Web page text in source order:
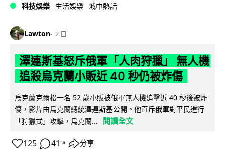
科技娛樂 生活娛樂 城中熱話
Lawton 2 日
澤連斯基怒斥俄軍「人肉狩獵」 無人機
追殺烏克蘭小販近 40 秒仍被炸傷
烏克蘭克爾松一名 52 歲小販被俄軍無人機追擊近 40 秒後被炸
傷，影片由烏克蘭總統澤連斯基公開。他直斥俄軍對平民進行
「狩獵式」攻擊，烏克蘭...
閱讀全文
125 41 ↗ 分享